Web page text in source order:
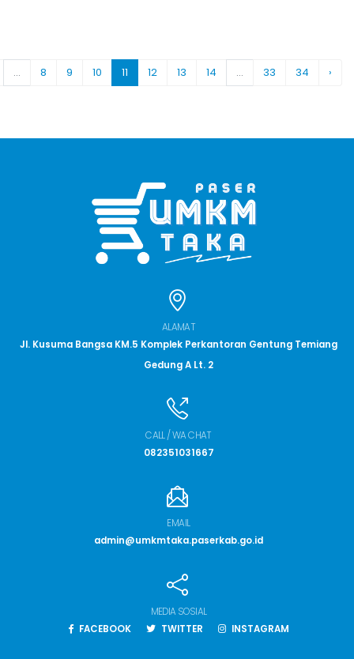
... 8 9 10 11 12 13 14 ... 33 34 ›
ALAMAT
Jl. Kusuma Bangsa KM.5 Komplek Perkantoran Gentung Temiang
Gedung A Lt. 2
CALL / WA CHAT
082351031667
EMAIL
admin@umkmtaka.paserkab.go.id
MEDIA SOSIAL
FACEBOOK
TWITTER INSTAGRAM